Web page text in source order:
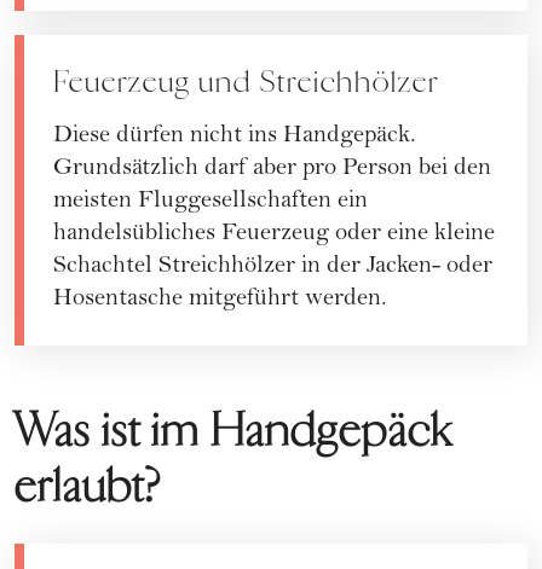
Feuerzeug und Streichhölzer
Diese dürfen nicht ins Handgepäck.
Grundsätzlich darf aber pro Person bei den
meisten Fluggesellschaften ein
handelsübliches Feuerzeug oder eine kleine
Schachtel Streichhölzer in der Jacken- oder
Hosentasche mitgeführt werden.
Was ist im Handgepäck
erlaubt?